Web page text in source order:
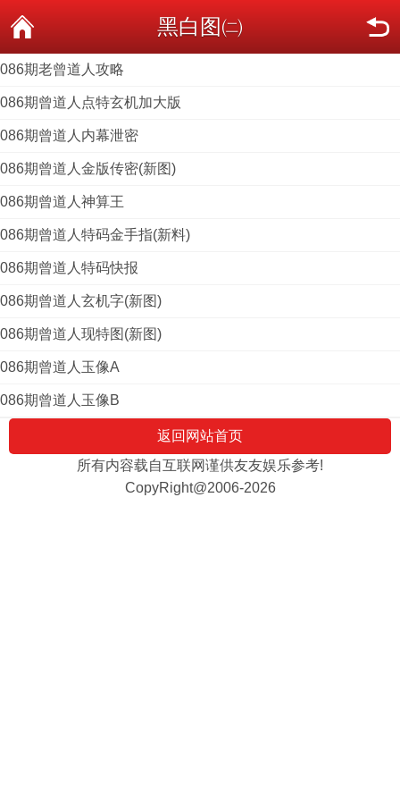
黑白图㈡
086期老曾道人攻略
086期曾道人点特玄机加大版
086期曾道人内幕泄密
086期曾道人金版传密(新图)
086期曾道人神算王
086期曾道人特码金手指(新料)
086期曾道人特码快报
086期曾道人玄机字(新图)
086期曾道人现特图(新图)
086期曾道人玉像A
086期曾道人玉像B
返回网站首页
所有内容载自互联网谨供友友娱乐参考!
CopyRight@2006-2026